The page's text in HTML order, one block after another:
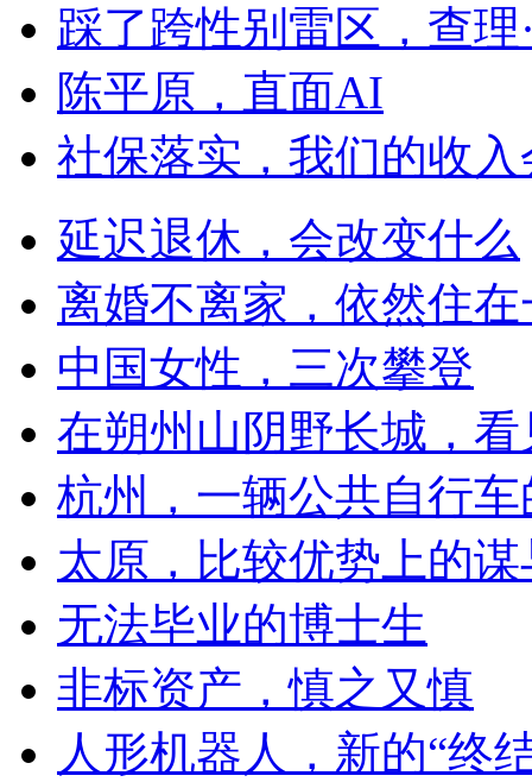
踩了跨性别雷区，查理
陈平原，直面AI
社保落实，我们的收
延迟退休，会改变什么
离婚不离家，依然住
中国女性，三次攀登
在朔州山阴野长城，
杭州，一辆公共自行
太原，比较优势上的谋
无法毕业的博士生
非标资产，慎之又慎
人形机器人，新的“终